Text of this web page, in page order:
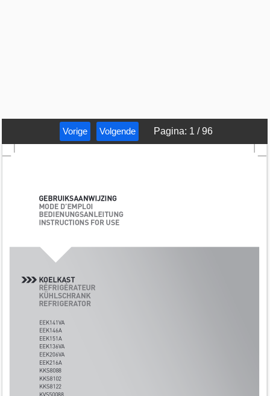
Vorige Volgende Pagina: 1 /96